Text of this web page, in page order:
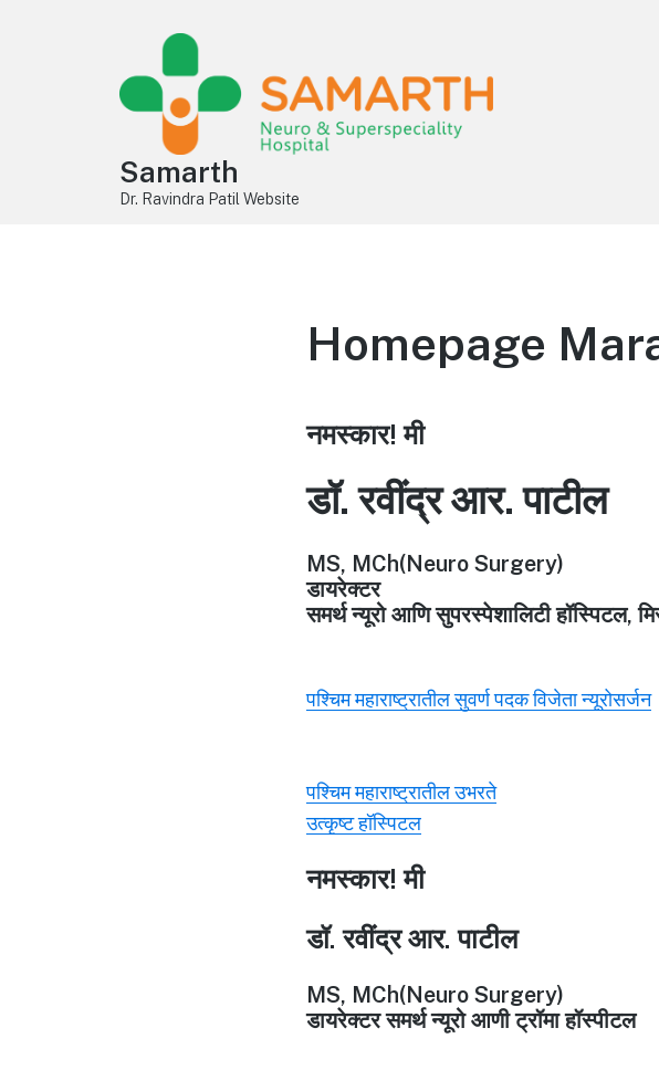
Samarth
Dr. Ravindra Patil Website
Homepage
नमस्कार! मी
डॉ. रवींद्र आर. पाटील
MS, MCh(Neuro Surgery)
डायरेक्टर
समर्थ न्यूरो आणि सुपरस्पेशालिटी हॉस्पिटल,
पश्चिम महाराष्ट्रातील सुवर्ण पदक विजेता न्यूरोसर्जन
पश्चिम महाराष्ट्रातील उभरते
उत्कृष्ट हॉस्पिटल
नमस्कार! मी
डॉ. रवींद्र आर. पाटील
MS, MCh(Neuro Surgery)
डायरेक्टर समर्थ न्यूरो आणी ट्रॉमा हॉस्पीटल